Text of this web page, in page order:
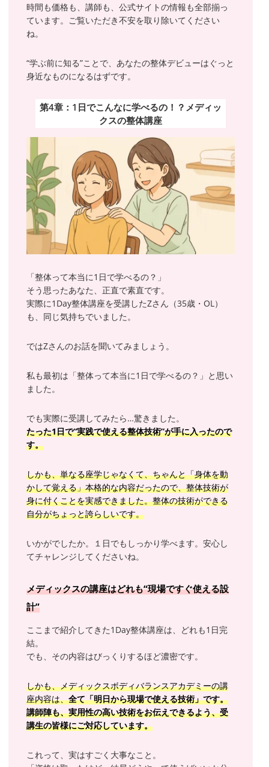
時間も価格も、講師も、公式サイトの情報も全部揃っ
ています。ご覧いただき不安を取り除いてください
ね。
“学ぶ前に知る”ことで、あなたの整体デビューはぐっと
身近なものになるはずです。
第4章：1日でこんなに学べるの！？メディッ
クスの整体講座
「整体って本当に1日で学べるの？」
そう思ったあなた、正直で素直です。
実際に1Day整体講座を受講したZさん（35歳・OL）
も、同じ気持ちでいました。
ではZさんのお話を聞いてみましょう。
私も最初は「整体って本当に1日で学べるの？」と思い
ました。
でも実際に受講してみたら…驚きました。
たった1日で“実践で使える整体技術”が手に入ったので
す。
しかも、単なる座学じゃなくて、ちゃんと「身体を動
かして覚える」本格的な内容だったので、整体技術が
身に付くことを実感できました。整体の技術ができる
自分がちょっと誇らしいです。
いかがでしたか。１日でもしっかり学べます。安心し
てチャレンジしてくださいね。
メディックスの講座はどれも“現場ですぐ使える設
計”
ここまで紹介してきた1Day整体講座は、どれも1日完
結。
でも、その内容はびっくりするほど濃密です。
しかも、メディックスボディバランスアカデミーの講
座内容は、全て「明日から現場で使える技術」です。
講師陣も、実用性の高い技術をお伝えできるよう、受
講生の皆様にご対応しています。
これって、実はすごく大事なこと。